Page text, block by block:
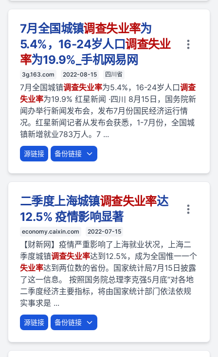
7月全国城镇调查失业率为
5.4%，16-24岁人口调查失业
率为19.9%_手机网易网
3g.163.com 2022-08-15 四川省
7月全国城镇调查失业率为5.4%，16-24岁人口调查
失业率为19.9% 红星新闻 ·四川 8月15日，国务院新
闻办举行新闻发布会，发布7月份国民经济运行情
况。红星新闻记者从发布会获悉，1-7月份，全国城
镇新增就业783万人。7 ...
源链接 备份链接
二季度上海城镇调查失业率达
12.5% 疫情影响显著
economy.caixin.com 2022-07-15
【财新网】疫情严重影响了上海就业状况，上海二
季度城镇调查失业率达到12.5%，成为全国惟一一个
失业率达到两位数的省份。国家统计局7月15日披露
了这一信息。 按照国务院总理李克强5月底“对各地
二季度经济主要指标，将由国家统计部门依法依规
实事求是 ...
源链接 备份链接